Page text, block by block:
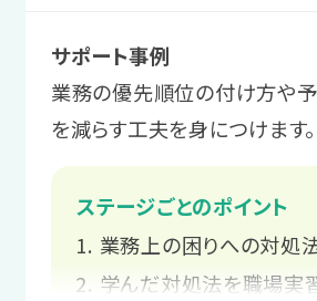
サポート例
面接にはスタッフが同行
は伝えにくい要望や不安
手伝いをします。
4 職場定着ステ
サポート例
LITALICOワークス内で
3 就職活動ステ
プログラムを通して、職場で
な困りへの対処法を学んだ
を進めたりします。
サポート例
自分の特性を活かせそう
反対に負担になりそうな
サポート事例
業務の優先順位の付け方や予
を減らす工夫を身につけます。
ステージごとのポイント
業務上の困りへの対処
学んだ対処法を職場実